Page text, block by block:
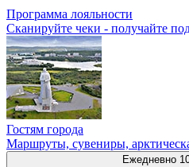
Программа лояльности
Сканируйте чеки - получайте
Гостям города
Маршруты, сувениры,
Ежедневно